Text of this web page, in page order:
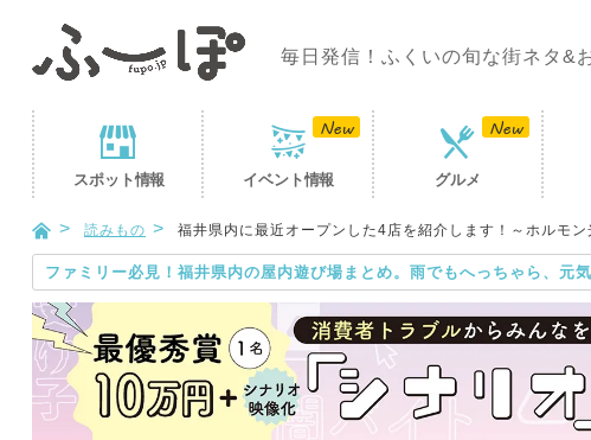
毎日発信！ふくいの旬な街ネタ&
スポット情報 イベント情報 グルメ
読みもの 福井県内に最近オープンした4店を紹介します！～ホルモ
ファミリー必見！福井県内の屋内遊び場まとめ。雨でもへっちゃら、元